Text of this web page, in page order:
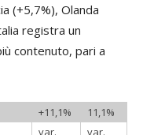
(+5,7%), Olanda
registra un
contenuto, pari a
+11,1% 11,1%
var.
var.